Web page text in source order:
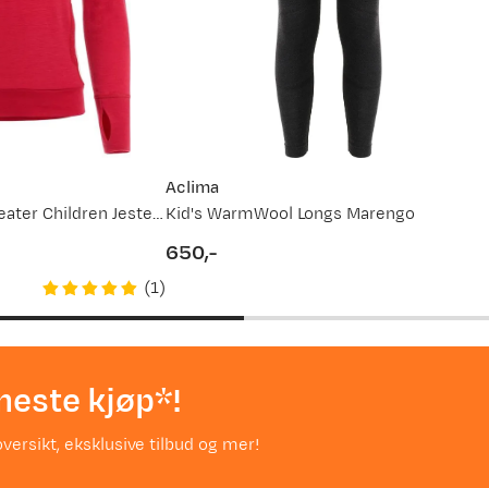
Warmwool Hood Sweater Children Jester Red/Beige Melange
(1)
Aclima
Kid's WarmWool Longs Marengo
650,-
kjøp*!
eksklusive tilbud og mer!